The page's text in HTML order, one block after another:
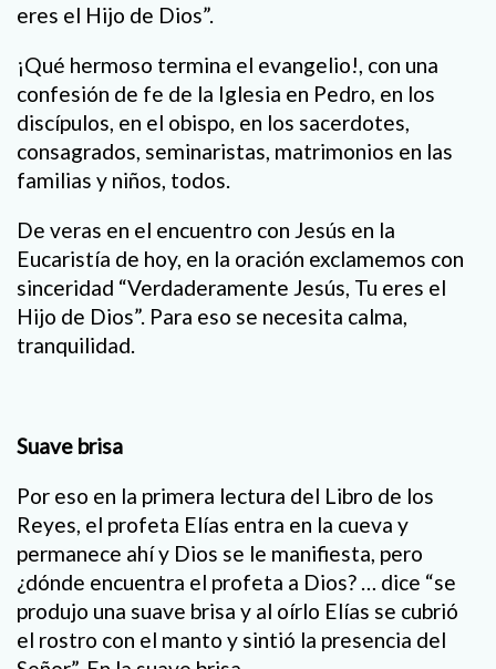
eres el Hijo de Dios”.
¡Qué hermoso termina el evangelio!, con una
confesión de fe de la Iglesia en Pedro, en los
discípulos, en el obispo, en los sacerdotes,
consagrados, seminaristas, matrimonios en las
familias y niños, todos.
De veras en el encuentro con Jesús en la
Eucaristía de hoy, en la oración exclamemos con
sinceridad “Verdaderamente Jesús, Tu eres el
Hijo de Dios”. Para eso se necesita calma,
tranquilidad.
Suave brisa
Por eso en la primera lectura del Libro de los
Reyes, el profeta Elías entra en la cueva y
permanece ahí y Dios se le manifiesta, pero
¿dónde encuentra el profeta a Dios? … dice “se
produjo una suave brisa y al oírlo Elías se cubrió
el rostro con el manto y sintió la presencia del